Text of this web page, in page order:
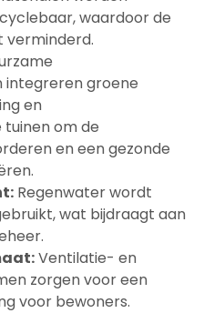
waardoor de
integreren groene
en
om de
en een gezonde
Regenwater wordt
wat bijdraagt aan
Ventilatie- en
zorgen voor een
voor bewoners.